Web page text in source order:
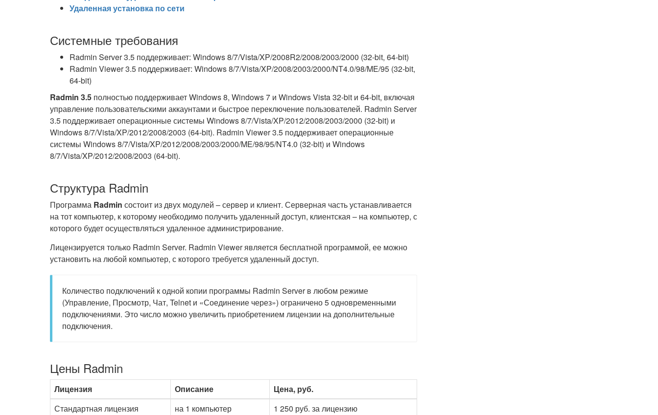
Удаленная установка по сети
Системные требования
Radmin Server 3.5 поддерживает: Windows 8/7/Vista/XP/2008R2/2008/2003/2000 (32-bit, 64-bit)
Radmin Viewer 3.5 поддерживает: Windows 8/7/Vista/XP/2008/2003/2000/NT4.0/98/ME/95 (32-bit,
64-bit)
Radmin 3.5 полностью поддерживает Windows 8, Windows 7 и Windows Vista 32-bit и 64-bit, включая
управление пользовательскими аккаунтами и быстрое переключение пользователей. Radmin Server
3.5 поддерживает операционные системы Windows 8/7/Vista/XP/2012/2008/2003/2000 (32-bit) и
Windows 8/7/Vista/XP/2012/2008/2003 (64-bit). Radmin Viewer 3.5 поддерживает операционные
системы Windows 8/7/Vista/XP/2012/2008/2003/2000/ME/98/95/NT4.0 (32-bit) и Windows
8/7/Vista/XP/2012/2008/2003 (64-bit).
Структура Radmin
Программа Radmin состоит из двух модулей – сервер и клиент. Серверная часть устанавливается
на тот компьютер, к которому необходимо получить удаленный доступ, клиентская – на компьютер, с
которого будет осуществляться удаленное администрирование.
Лицензируется только Radmin Server. Radmin Viewer является бесплатной программой, ее можно
установить на любой компьютер, с которого требуется удаленный доступ.
Количество подключений к одной копии программы Radmin Server в любом режиме
(Управление, Просмотр, Чат, Telnet и «Соединение через») ограничено 5 одновременными
подключениями. Это число можно увеличить приобретением лицензии на дополнительные
подключения.
Цены Radmin
Лицензия Описание
Цена, руб.
Стандартная лицензия
на 1 компьютер
1 250 руб. за лицензию